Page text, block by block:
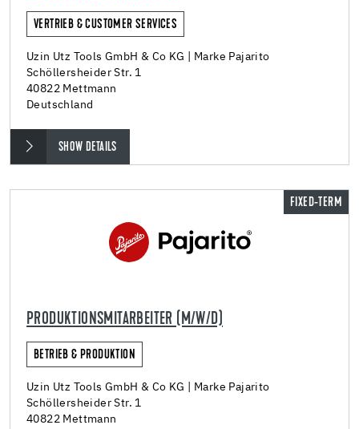
VERTRIEB & CUSTOMER SERVICES
Uzin Utz Tools GmbH & Co KG | Marke Pajarito
Schöllersheider Str. 1
40822 Mettmann
Deutschland
SHOW DETAILS
FIXED-TERM
PRODUKTIONSMITARBEITER (M/W/D)
BETRIEB & PRODUKTION
Uzin Utz Tools GmbH & Co KG | Marke Pajarito
Schöllersheider Str. 1
40822 Mettmann